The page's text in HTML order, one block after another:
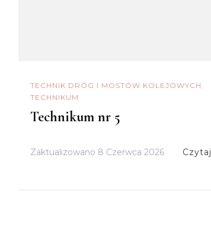
TECHNIK DRÓG I MOSTÓW KOLEJOWYCH
TECHNIKUM
Technikum nr 5
Zaktualizowano 8 Czerwca 2026 Czytaj